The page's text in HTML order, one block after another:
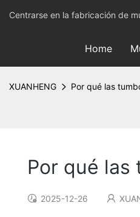
Centrarse en la fabricación de
Home
XUANHENG Por qué las
Por qué
2025-12-26